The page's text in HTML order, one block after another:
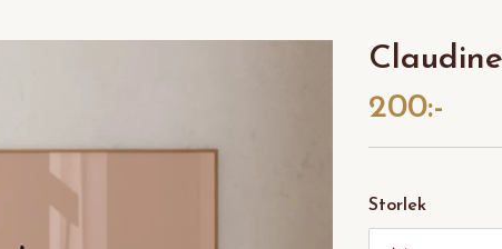
Claudine
200:-
Storlek